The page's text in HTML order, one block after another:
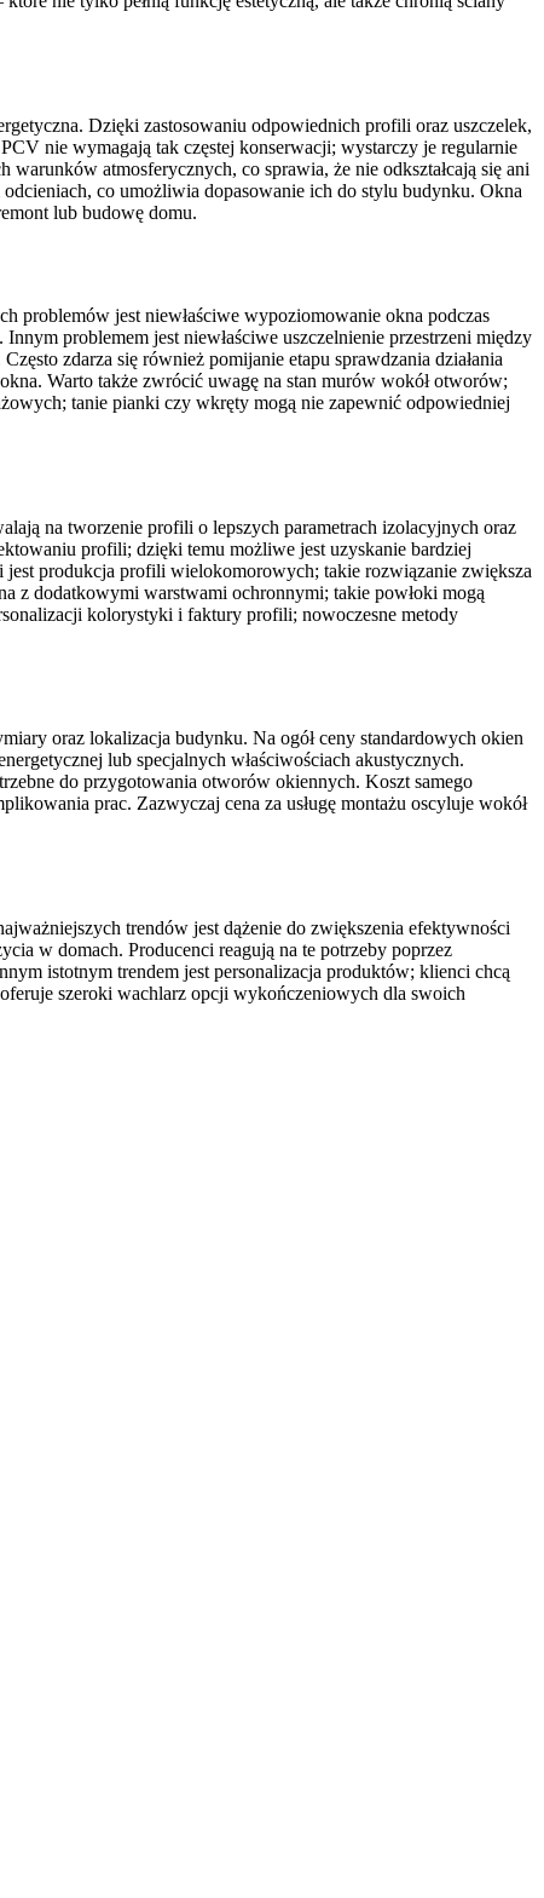
Dzięki zastosowaniu odpowiednich profili oraz uszczelek,
nie wymagają tak częstej konserwacji; wystarczy je regularnie
atmosferycznych, co sprawia, że nie odkształcają się ani
co umożliwia dopasowanie ich do stylu budynku. Okna
lub budowę domu.
problemów jest niewłaściwe wypoziomowanie okna podczas
problemem jest niewłaściwe uszczelnienie przestrzeni między
zdarza się również pomijanie etapu sprawdzania działania
Warto także zwrócić uwagę na stan murów wokół otworów;
tanie pianki czy wkręty mogą nie zapewnić odpowiedniej
na tworzenie profili o lepszych parametrach izolacyjnych oraz
profili; dzięki temu możliwe jest uzyskanie bardziej
produkcja profili wielokomorowych; takie rozwiązanie zwiększa
z dodatkowymi warstwami ochronnymi; takie powłoki mogą
kolorystyki i faktury profili; nowoczesne metody
oraz lokalizacja budynku. Na ogół ceny standardowych okien
lub specjalnych właściwościach akustycznych.
do przygotowania otworów okiennych. Koszt samego
prac. Zazwyczaj cena za usługę montażu oscyluje wokół
trendów jest dążenie do zwiększenia efektywności
w domach. Producenci reagują na te potrzeby poprzez
istotnym trendem jest personalizacja produktów; klienci chcą
szeroki wachlarz opcji wykończeniowych dla swoich